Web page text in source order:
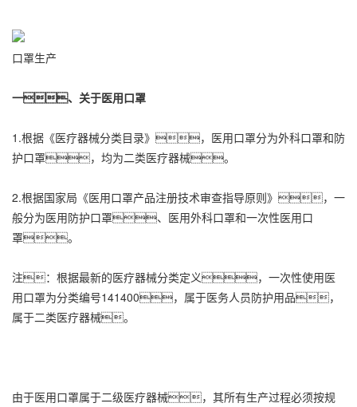
口罩生产
一、关于医用口罩
1.根据《医疗器械分类目录》，医用口罩分为外科口罩和防
护口罩，均为二类医疗器械。
2.根据国家局《医用口罩产品注册技术审查指导原则》，一
般分为医用防护口罩、医用外科口罩和一次性医用口
罩。
注：根据最新的医疗器械分类定义，一次性使用医
用口罩为分类编号141400，属于医务人员防护用品，
属于二类医疗器械。
由于医用口罩属于二级医疗器械，其所有生产过程必须按规